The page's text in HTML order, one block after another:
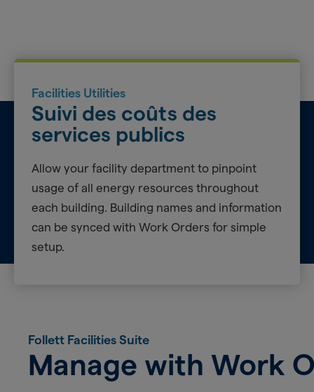
Suivi des coûts des
services publics
Facilities Utilities
Allow your facility department to pinpoint
usage of all energy resources throughout
each building. Building names and information
can be synced with Work Orders for simple
setup.
Manage with Work
Follett Facilities Suite